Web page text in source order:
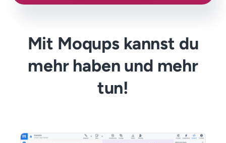
Mit Moqups kannst du
mehr haben und mehr
tun!